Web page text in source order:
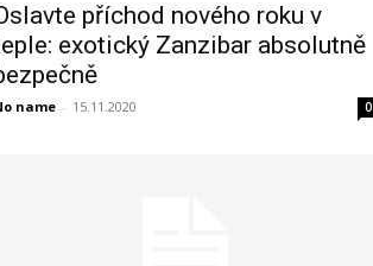
příchod nového roku v
exotický Zanzibar absolutně
name - 15.11.2020 0